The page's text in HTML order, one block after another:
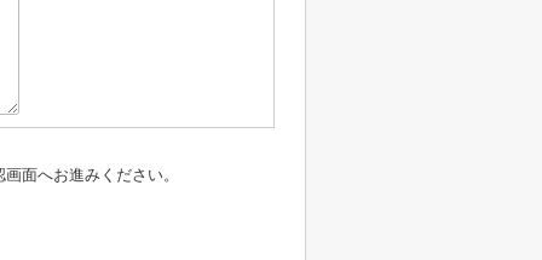
面へお進みください。